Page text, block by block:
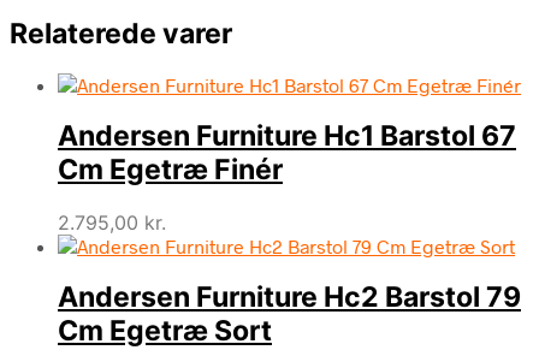
Relaterede varer
Andersen Furniture Hc1 Barstol 67
Cm Egetræ Finér
2.795,00 kr.
Andersen Furniture Hc2 Barstol 79
Cm Egetræ Sort